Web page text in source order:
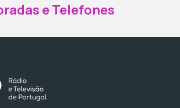
e Telefones